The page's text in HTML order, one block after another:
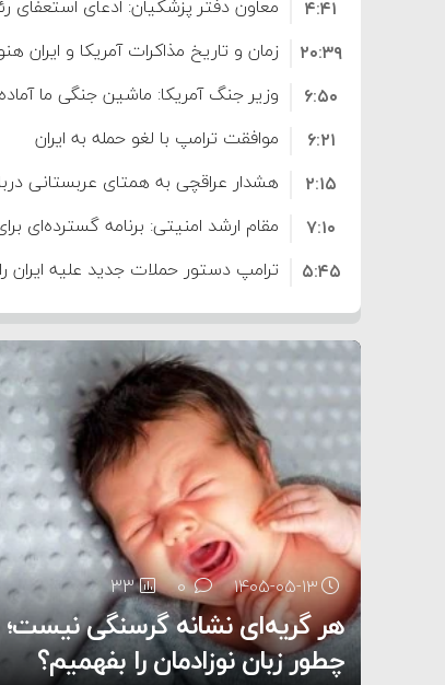
معاون دفتر پزشکیان: ادعای
است
۴:۴۱
زمان و تاریخ مذاکرات آمریکا و ایران
۲۰:۳۹
وزیر جنگ آمریکا: ماشین جنگی ما
۶:۵۰
موافقت ترامپ با لغو حمله به ایران
۶:۲۱
هشدار عراقچی به همتای عربستانی
۲:۱۵
مقام ارشد امنیتی: برنامه گسترده‌ای
۷:۱۰
ترامپ دستور حملات جدید علیه ایران را
۵:۴۵
سپاه: دو نفتکش متخلف مورد اصابت
۱۲:۵۹
ترامپ مدعی توافق تاریخی برای خلع
۸:۵۷
اعتراض عراقچی به همتای بلغارستانی
ایران
۱۶:۱۹
کشورهایی که به متجاوزان کمک می
۱۰:۱۵
سنتکام پایان تجاوز جدید به ایران را
۶:۰۵
۱۴۰۵-۰۵-۱۳ 0
33
هر گریه‌ای نشانه گرسنگی نیست؛
چطور زبان نوزادمان را بفهمیم؟
۱۴۰۵-۰۵-۱۲ 0
24
تغذیه پدر می‌تواند بر سلامت
تأثیر بگذارد
۱۴۰۵-۰۵-۱۲ 0
11
روی دیگر زندگی